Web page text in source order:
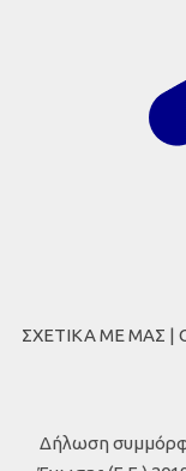
ΣΧΕΤΙΚΑ ΜΕ ΜΑΣ |
Δήλωση